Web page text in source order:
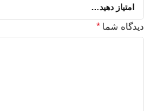
دیدگاه شما *